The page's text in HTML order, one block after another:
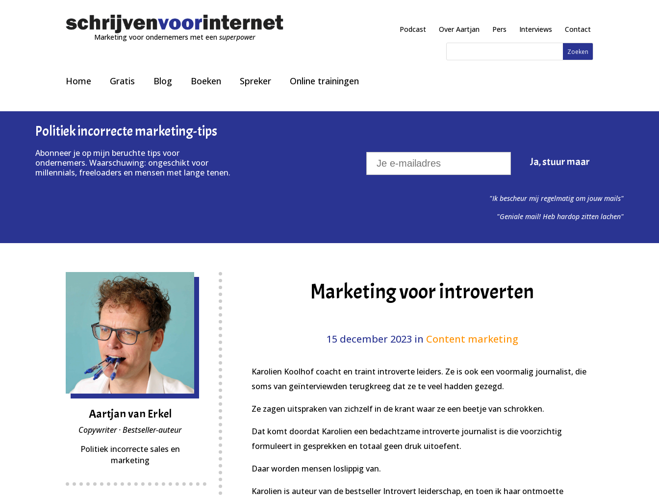
Marketing voor ondernemers met eensuperpower
Podcast Over Aartjan Pers Interviews Contact
Home Gratis Blog Boeken Spreker Online trainingen
Politiek incorrecte marketing-tips
Abonneer je op mijn beruchte tips voor
ondernemers. Waarschuwing: ongeschikt voor
millennials, freeloaders en mensen met lange tenen.
"Ik bescheur mij regelmatig om jouw mails"
"Geniale mail! Heb hardop zitten lachen"
Aartjan van Erkel
Copywriter · Bestseller-auteur
Politiek incorrecte sales en
marketing
Marketing voor introverten
15 december 2023 in Content marketing
Karolien Koolhof coacht en traint introverte leiders. Ze is ook een voormalig journalist, die
soms van geïnterviewden terugkreeg dat ze te veel hadden gezegd.
Ze zagen uitspraken van zichzelf in de krant waar ze een beetje van schrokken.
Dat komt doordat Karolien een bedachtzame introverte journalist is die voorzichtig
formuleert in gesprekken en totaal geen druk uitoefent.
Daar worden mensen loslippig van.
Karolien is auteur van de bestseller Introvert leiderschap, en toen ik haar ontmoette